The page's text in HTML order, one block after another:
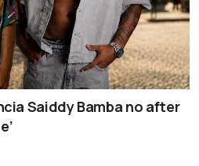
Saiddy Bamba no after